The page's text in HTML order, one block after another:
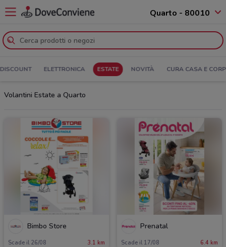
Quarto - 80010
DISCOUNT ELETTRONICA ESTATE NOVITÀ CURA CASA E
Volantini Estate a Quarto
Bimbo Store
Scade il 26/08 3.1 km
Prenatal
Scade il 17/08 6.4 km